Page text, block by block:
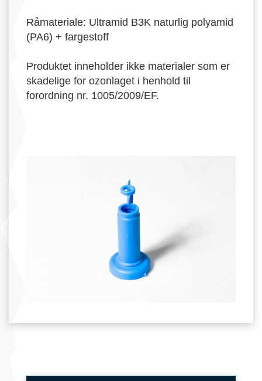
Råmateriale: Ultramid B3K naturlig polyamid
(PA6) + fargestoff
Produktet inneholder ikke materialer som er
skadelige for ozonlaget i henhold til
forordning nr. 1005/2009/EF.